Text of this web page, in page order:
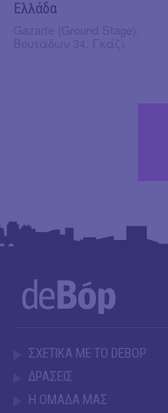
Ελλάδα
ΣΧΕΤΙΚΑ ΜΕ ΤΟ DEBOP
ΔΡΑΣΕΙΣ
Η ΟΜΑΔΑ ΜΑΣ